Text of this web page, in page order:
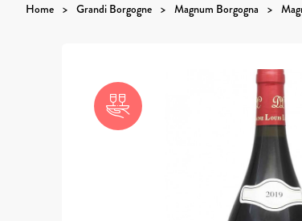
Home Grandi Borgogne Magnum Borgogna